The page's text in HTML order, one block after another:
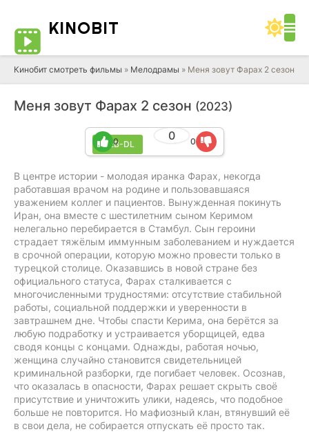
KINOBIT
Кинобит смотреть фильмы » Мелодрамы » Меня зовут Фарах 2 сезон
Меня зовут Фарах 2 сезон (2023)
WEB-DL
0
0 0
В центре истории - молодая иранка Фарах, некогда
работавшая врачом на родине и пользовавшаяся
уважением коллег и пациентов. Вынужденная покинуть
Иран, она вместе с шестилетним сыном Керимом
нелегально перебирается в Стамбул. Сын героини
страдает тяжёлым иммунным заболеванием и нуждается
в срочной операции, которую можно провести только в
турецкой столице. Оказавшись в новой стране без
официального статуса, Фарах сталкивается с
многочисленными трудностями: отсутствие стабильной
работы, социальной поддержки и уверенности в
завтрашнем дне. Чтобы спасти Керима, она берётся за
любую подработку и устраивается уборщицей, едва
сводя концы с концами. Однажды, работая ночью,
женщина случайно становится свидетельницей
криминальной разборки, где погибает человек. Осознав,
что оказалась в опасности, Фарах решает скрыть своё
присутствие и уничтожить улики, надеясь, что подобное
больше не повторится. Но мафиозный клан, втянувший её
в свои дела, не собирается отпускать её просто так.